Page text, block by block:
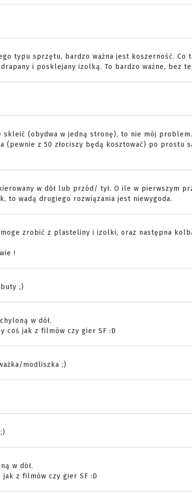
typu sprzętu, bardzo ważna jest koszerność. Co
i posklejany izolką. To bardzo ważne, bez
(obydwa w jedną stronę), to nie mój problem.
(pewnie z 50 złociszy będą kosztować) po prostu
w dół lub przód/ tył. O ile w pierwszym
to wadą drugiego rozwiązania jest niewygoda.
zrobić z plasteliny i izolki, oraz następna
!
;)
w dół.
coś jak z filmów czy gier SF :D
modliszka ;)
w dół.
z filmów czy gier SF :D